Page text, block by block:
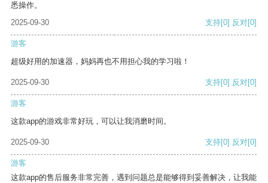
悉操作。
2025-09-30
支持[0] 反对[0]
游客
超级好用的加速器，妈妈再也不用担心我的学习啦！
2025-09-30 支持[0] 反对[0]
游客
这款app的游戏非常好玩，可以让我消磨时间。
2025-09-30 支持[0] 反对[0]
游客
这款app的售后服务非常完善，遇到问题总是能够得到妥善解决，让我能